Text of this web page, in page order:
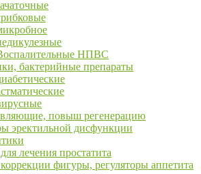
НПВС
бактерийные препараты
повыш регенерацию
эректильной дисфункции
лечения простатита
фигуры, регуляторы аппетита